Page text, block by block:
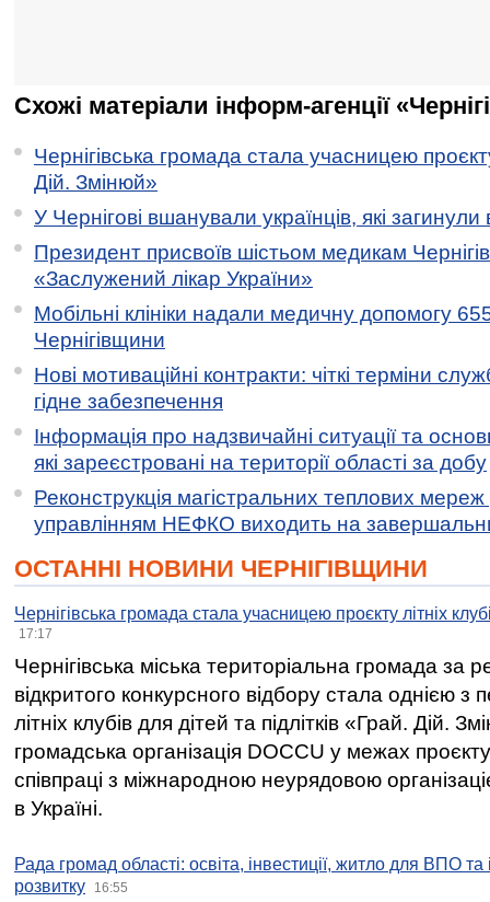
Схожі матеріали інформ-агенції
Чернігівська громада стала учасницею
Дій. Змінюй»
У Чернігові вшанували українців, які загинули
Президент присвоїв шістьом медикам
«Заслужений лікар України»
Мобільні клініки надали медичну допомогу
Чернігівщини
Нові мотиваційні контракти: чіткі терміни
гідне забезпечення
Інформація про надзвичайні ситуації та
які зареєстровані на території області за добу
Реконструкція магістральних теплових мереж
управлінням НЕФКО виходить на
ОСТАННІ НОВИНИ ЧЕРНІГІВЩИНИ
Чернігівська громада стала учасницею проєкту літніх
17:17
Чернігівська міська територіальна громада за
відкритого конкурсного відбору стала однією
літніх клубів для дітей та підлітків «Грай. Дій.
громадська організація DOCCU у межах
співпраці з міжнародною неурядовою
в Україні.
Рада громад області: освіта, інвестиції, житло для ВПО
розвитку
16:55